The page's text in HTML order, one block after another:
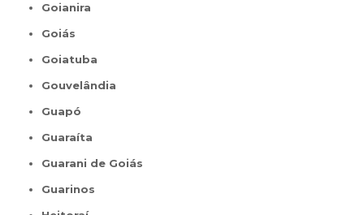
Goianira
Goiás
Goiatuba
Gouvelândia
Guapó
Guaraíta
Guarani de Goiás
Guarinos